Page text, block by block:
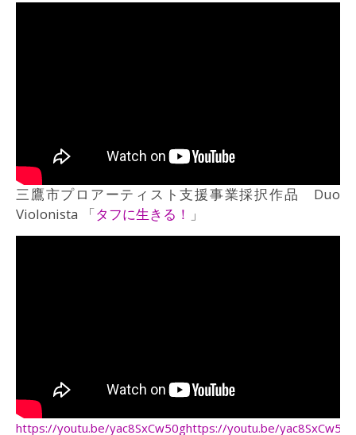
三鷹市プロアーティスト支援事業採択作品 Duo
Violonista 「タフに生きる！ 」
https://youtu.be/yac8SxCw50ghttps://youtu.be/yac8SxCw50g